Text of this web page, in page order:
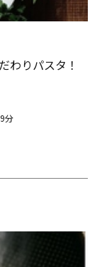
わりパスタ！
分